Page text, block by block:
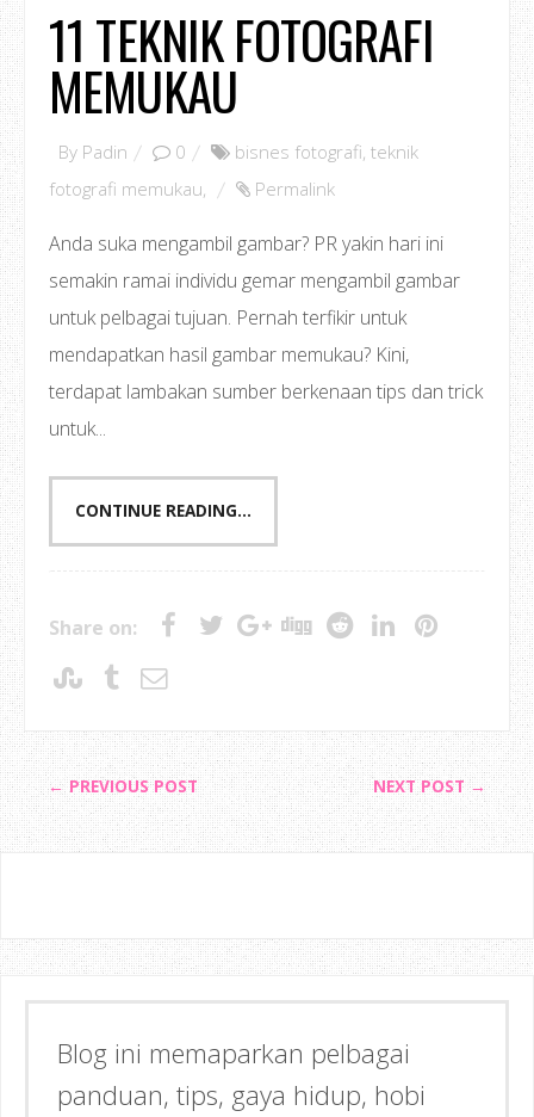
11 TEKNIK FOTOGRAFI
MEMUKAU
By Padin 0 bisnes fotografi, teknik
fotografi memukau, Permalink
Anda suka mengambil gambar? PR yakin hari ini
semakin ramai individu gemar mengambil gambar
untuk pelbagai tujuan. Pernah terfikir untuk
mendapatkan hasil gambar memukau? Kini,
terdapat lambakan sumber berkenaan tips dan trick
untuk...
CONTINUE READING...
Share on:
← PREVIOUS POST NEXT POST →
Blog ini memaparkan pelbagai
panduan, tips, gaya hidup, hobi
Semoga dapat memberi Manfaat &
Inspirasi kepada anda!